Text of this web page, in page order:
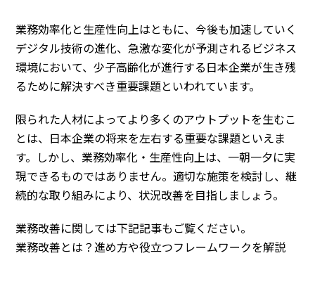
業務効率化と生産性向上はともに、今後も加速していく
デジタル技術の進化、急激な変化が予測されるビジネス
環境において、少子高齢化が進行する日本企業が生き残
るために解決すべき重要課題といわれています。
限られた人材によってより多くのアウトプットを生むこ
とは、 日本企業の将来を左右する重要な課題といえま
す。しかし、業務効率化・生産性向上は、一朝一夕に実
現できるものではありません。適切な施策を検討し、継
続的な取り組みにより、状況改善を目指しましょう。
業務改善に関しては下記記事もご覧ください。
業務改善とは？進め方や役立つフレームワークを解説